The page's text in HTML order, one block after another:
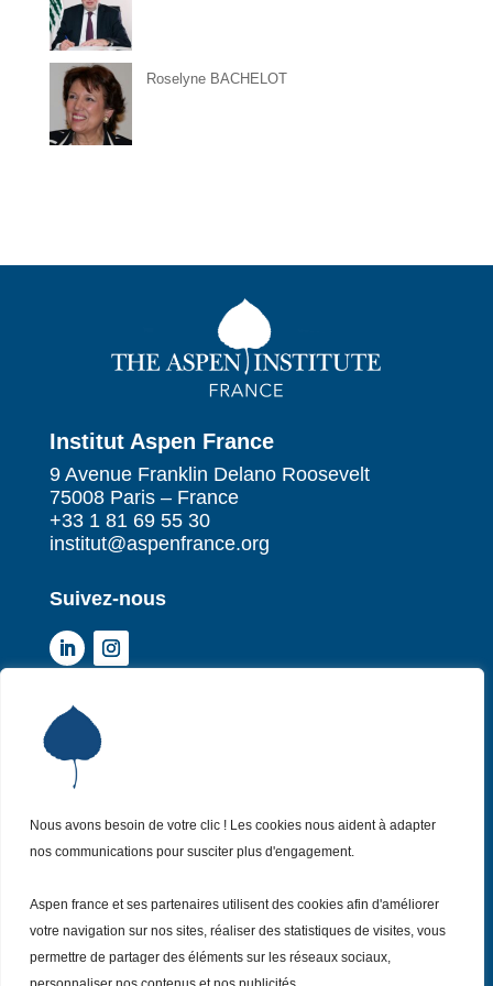
Nous avons besoin de votre clic ! Les cookies nous aident à adapter
nos communications pour susciter plus d'engagement.
Aspen france et ses partenaires utilisent des cookies afin d'améliorer
votre navigation sur nos sites, réaliser des statistiques de visites, vous
permettre de partager des éléments sur les réseaux sociaux,
Roselyne BACHELOT
Institut Aspen France
9 Avenue Franklin Delano Roosevelt
75008 Paris – France
+33 1 81 69 55 30
institut@aspenfrance.org
Suivez-nous
P Institut Aspen France
P Qui sommes-nous ?
Nos missions
P Nos actualités
P Nos évènements
Inscrivez vousà notre Newsletter